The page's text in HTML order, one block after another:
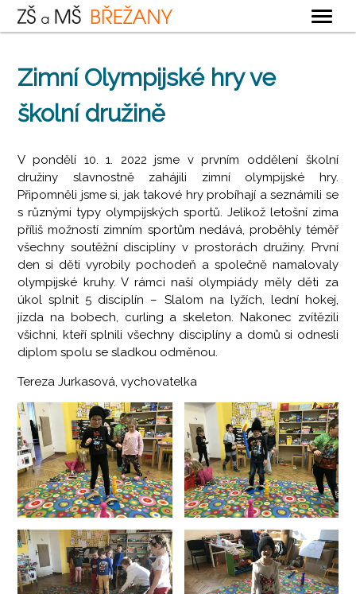
ZÁKLADNÍ ŠKOLA
MATEŘSKÁ ŠKOLA
ŠKOLNÍ JÍDELNA
KONTAKTY
Zimní Olympijské hry ve
školní družině
V pondělí 10. 1. 2022 jsme v prvním oddělení školní
družiny slavnostně zahájili zimní olympijské hry.
Připomněli jsme si, jak takové hry probíhají a seznámili se
s různými typy olympijských sportů. Jelikož letošní zima
příliš možností zimním sportům nedává, proběhly téměř
všechny soutěžní disciplíny v prostorách družiny. První
den si děti vyrobily pochodeň a společně namalovaly
olympijské kruhy. V rámci naší olympiády měly děti za
úkol splnit 5 disciplín – Slalom na lyžích, lední hokej,
jízda na bobech, curling a skeleton. Nakonec zvítězili
všichni, kteří splnili všechny disciplíny a domů si odnesli
diplom spolu se sladkou odměnou.
Tereza Jurkasová, vychovatelka